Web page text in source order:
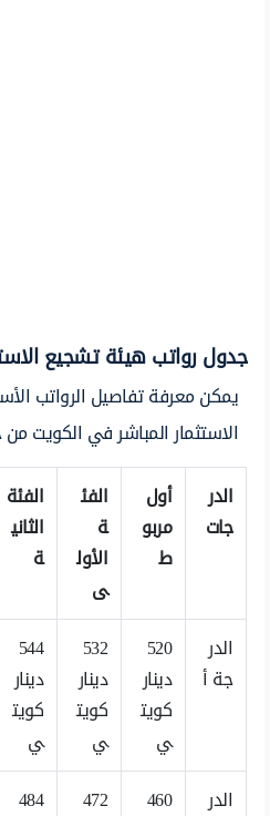
جدول رواتب هيئة تشجيع
يمكن معرفة تفاصيل الرواتب
الاستثمار المباشر في الكويت
الدر
جات
أول
مربو
ط
الفئ
ة
الأول
ى
الفئة
الثاني
ة
الدر
جة أ
520
دينار
كويت
ي
532
دينار
كويت
ي
544
دينار
كويت
ي
الدر
460
472
484